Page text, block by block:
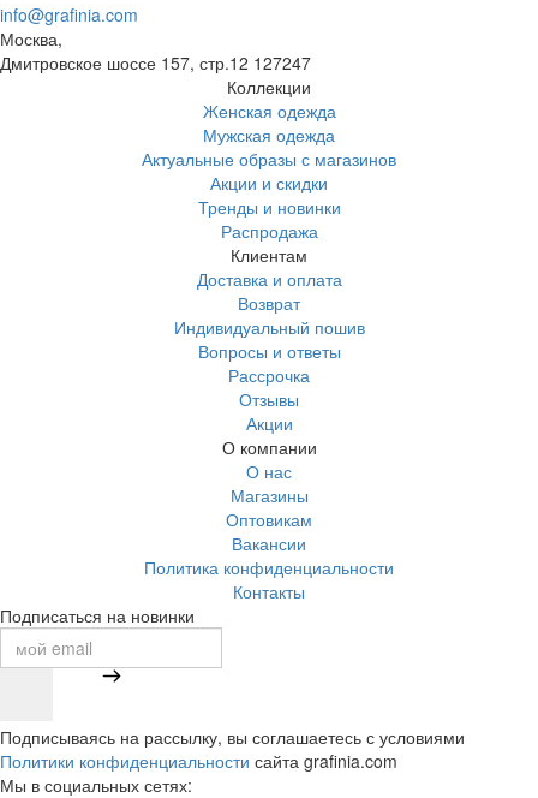
info@grafinia.com
Москва,
Дмитровское шоссе 157, стр.12 127247
Коллекции
Женская одежда
Мужская одежда
Актуальные образы с магазинов
Акции и скидки
Тренды и новинки
Распродажа
Клиентам
Доставка и оплата
Возврат
Индивидуальный пошив
Вопросы и ответы
Рассрочка
Отзывы
Акции
О компании
О нас
Магазины
Оптовикам
Вакансии
Политика конфиденциальности
Контакты
Подписаться на новинки
Подписываясь на рассылку, вы соглашаетесь с условиями
Политики конфиденциальности сайта grafinia.com
Мы в социальных сетях: